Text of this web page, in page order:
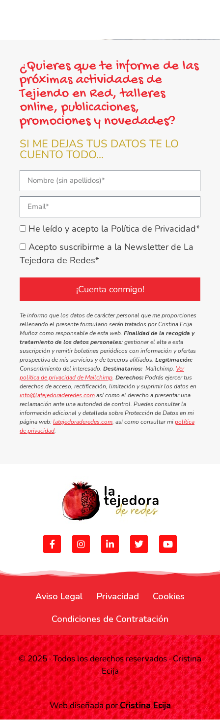
¿Quieres que te informe de las
próximas actividades de
Tejiendo en Red, talleres
online, publicaciones,
promociones y novedades?
SI ME DEJAS TUS DATOS TE LO
CUENTO TODO...
He leído y acepto la Política de Privacidad*
Acepto suscribirme a la Newsletter de La
Tejedora de Redes*
¡Cuenta conmigo!
Te informo que los datos de carácter personal que me proporciones
rellenando el presente formulario serán tratados por Cristina Ecija
Muñoz como responsable de esta web. Finalidad de la recogida y
tratamiento de los datos personales:gestionar el alta a esta
suscripción y remitir boletines periódicos con información y ofertas
prospectiva de mis servicios y de terceros afiliados. Legitimación:
Consentimiento del interesado. Destinatarios: Mailchimp. Ver
política de privacidad de Mailchimp. Derechos:Podrás ejercer tus
derechos de acceso, rectificación, limitación y suprimir los datos en
info@latejedoraderedes.comasí como el derecho a presentar una
reclamación ante una autoridad de control. Puedes consultar la
información adicional y detallada sobre Protección de Datos en mi
página web:latejedoraderedes.com, así como consultar mipolítica
de privacidad.
Aviso Legal Privacidad
Cookies
Condiciones de Contratación
© 2025 · Todos los derechos reservados · Cristina
Ecija
Web diseñada porCristina Ecija
Artículo añadido al carrito.
0 artículos -0,00€
Finalizar Compra